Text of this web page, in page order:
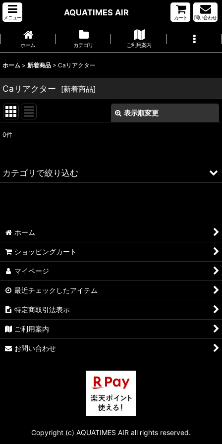
メニュー
AQUATIMES AIR
カート 問い合わせ
ホーム カテゴリ ご利用案内
ホーム > 新着商品 > Caリアクター
Caリアクター [新着商品]
表示順変更
表示数
0件
カテゴリで絞り込む
H＆S
Caメディア
ホーム
ショッピングカート
マイページ
最近チェックしたアイテム
特定商取引法表示
ご利用案内
お問い合わせ
Copyright (c) AQUATIMES AIR all rights reserved.